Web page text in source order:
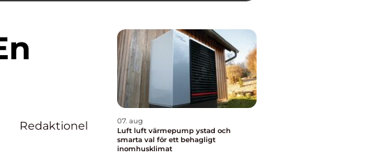
Redaktionel
07. aug
Luft luft värmepump ystad och
smarta val för ett behagligt
inomhusklimat